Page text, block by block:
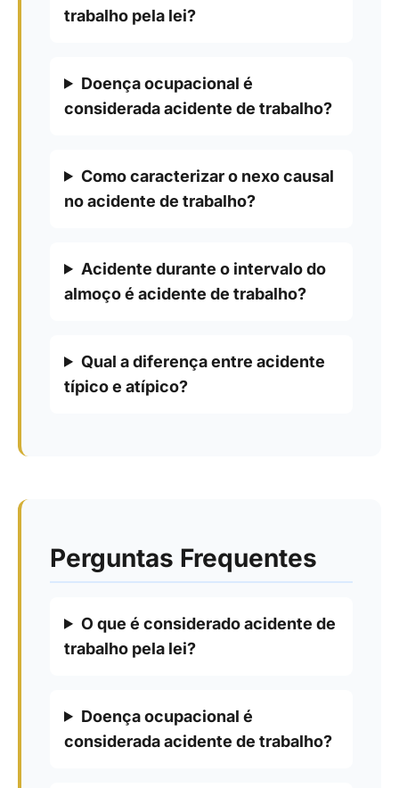
trabalho pela lei?
Doença ocupacional é
considerada acidente de trabalho?
Como caracterizar o nexo causal
no acidente de trabalho?
Acidente durante o intervalo do
almoço é acidente de trabalho?
Qual a diferença entre acidente
típico e atípico?
Perguntas Frequentes
O que é considerado acidente de
trabalho pela lei?
Doença ocupacional é
considerada acidente de trabalho?